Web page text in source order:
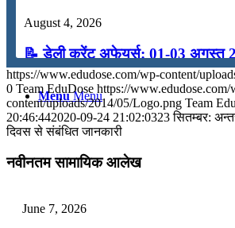
टुडेज जीके
Menu Menu
August 4, 2026
📝 डेली करेंट अफेयर्स: 01-03 अगस्त
July 31, 2026
📝 डेली करेंट अफेयर्स: 28-31 जुलाई
July 25, 2026
https://www.edudose.com/wp-content/
0 Team EduDose https://www.edudose.com/
content/uploads/2014/05/Logo.png Team
20:46:442020-09-24 21:02:0323 सितम्बर:
दिवस से संबंधित जानकारी
नवीनतम सामायिक आलेख
June 7, 2026